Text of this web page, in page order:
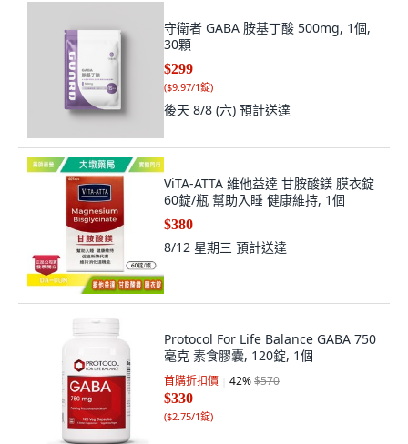
守衛者 GABA 胺基丁酸 500mg, 1個,
30顆
$299
($9.97/1錠)
後天 8/8 (六) 預計送達
ViTA-ATTA 維他益達 甘胺酸鎂 膜衣錠
60錠/瓶 幫助入睡 健康維持, 1個
$380
8/12 星期三 預計送達
Protocol For Life Balance GABA 750
毫克 素食膠囊, 120錠, 1個
首購折扣價 42%$570
$330
($2.75/1錠)